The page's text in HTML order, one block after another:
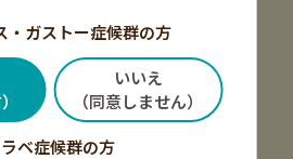
・ガストー症候群の方
いいえ
（同意しません）
ラベ症候群の方